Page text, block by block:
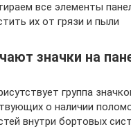
все элементы
их от грязи и пыли
значки на
группа
о наличии
внутри бортовых